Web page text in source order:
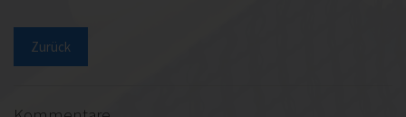
Zurück